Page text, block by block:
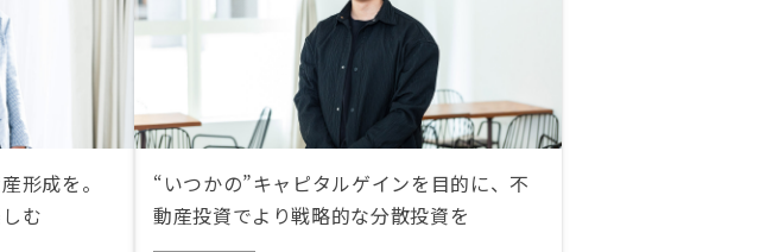
形成を。
む
“いつかの”キャピタルゲインを目的に、不
動産投資でより戦略的な分散投資を